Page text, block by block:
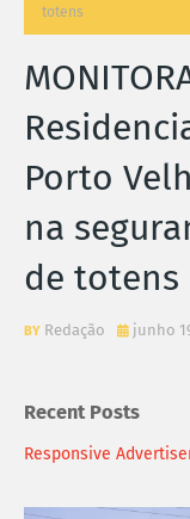
totens
Porto
na
de totens
Redação junho
Recent Posts
Responsive